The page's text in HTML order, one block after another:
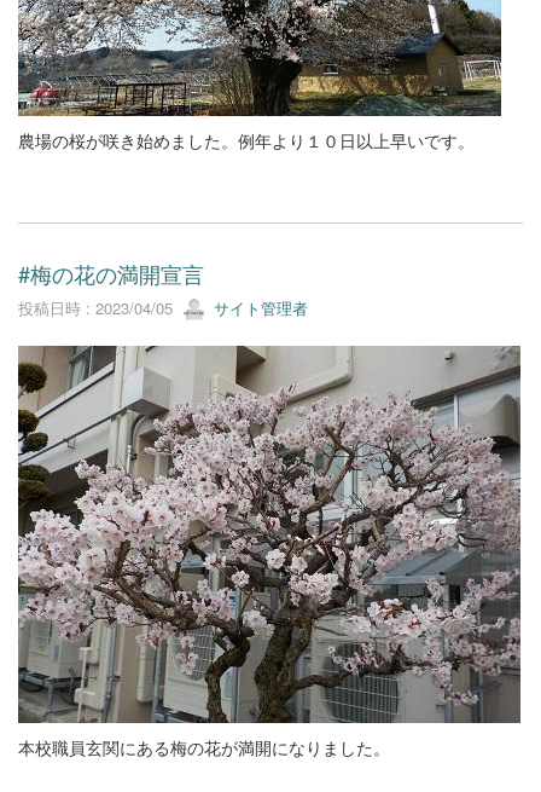
農場の桜が咲き始めました。例年より１０日以上早いです。
#梅の花の満開宣言
投稿日時 : 2023/04/05 サイト管理者
本校職員玄関にある梅の花が満開になりました。